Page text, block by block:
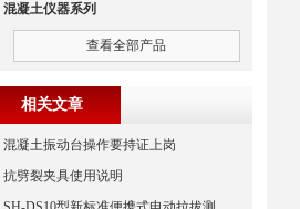
混凝土仪器系列
查看全部产品
相关文章
混凝土振动台操作要持证上岗
抗劈裂夹具使用说明